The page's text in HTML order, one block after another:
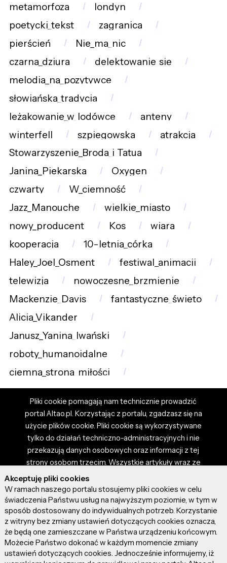
metamorfoza
londyn
poetycki_tekst
zagranica
pierścień
Nie_ma_nic
czarna_dziura
delektowanie_się
melodia_na_pozytywce
słowiańska_tradycja
leżakowanie_w_lodówce
anteny
winterfell
szpiegowska
atrakcja
Stowarzyszenie_Broda_i_Tatua
Janina_Piekarska
Oxygen
czwarty
W_ciemność
Jazz_Manouche
wielkie_miasto
nowy_producent
Kos
wiara
kooperacja
10-letnia_córka
Haley_Joel_Osment
festiwal_animacji
telewizja
nowoczesne_brzmienie
Mackenzie_Davis
fantastyczne_święto
Alicia_Vikander
Janusz_Yanina_Iwański
roboty_humanoidalne
ciemna_strona_miłości
Pliki cookie pomagają nam technicznie prowadzić
portal Altao.pl. Korzystając z portalu, zgadzasz się na
użycie plików cookie. Pliki cookie są wykorzystywane
tylko do działań techniczno-administracyjnych i nie
przekazują danych osobowych oraz informacji z tej
strony osobom trzecim. Wszystkie artykuły wraz ze
zdjęciami i materiałami dostępnymi na portalu są
własnością użytkowników. Administrator i właściciel
portalu nie ponosi odpowiedzialności za tresci
prezentowane przez autorów artykułów. Dodając
artykuł, zgadzasz się z regulaminem portalu oraz
ponosisz odpowiedzialność za wszystkie materiały
umieszczone przez Ciebie na stronie altao.pl.
Szczegóły dostępne w regulaminie portalu.
Akceptuję pliki cookies
W ramach naszego portalu stosujemy pliki cookies w celu
świadczenia Państwu usług na najwyższym poziomie, w tym w
sposób dostosowany do indywidualnych potrzeb. Korzystanie
z witryny bez zmiany ustawień dotyczących cookies oznacza,
że będą one zamieszczane w Państwa urządzeniu końcowym.
Możecie Państwo dokonać w każdym momencie zmiany
ustawień dotyczących cookies. Jednocześnie informujemy, iż